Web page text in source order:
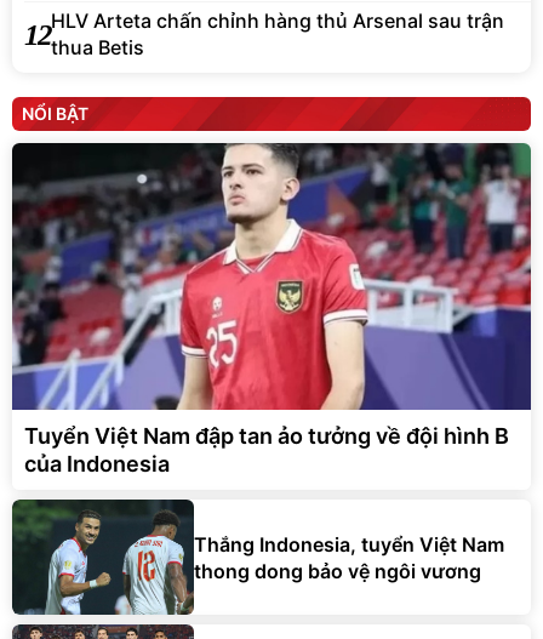
12HLV Arteta chấn chỉnh hàng thủ Arsenal sau trận
thua Betis
NỔI BẬT
Tuyển Việt Nam đập tan ảo tưởng về đội hình B
của Indonesia
Thắng Indonesia, tuyển Việt Nam
thong dong bảo vệ ngôi vương